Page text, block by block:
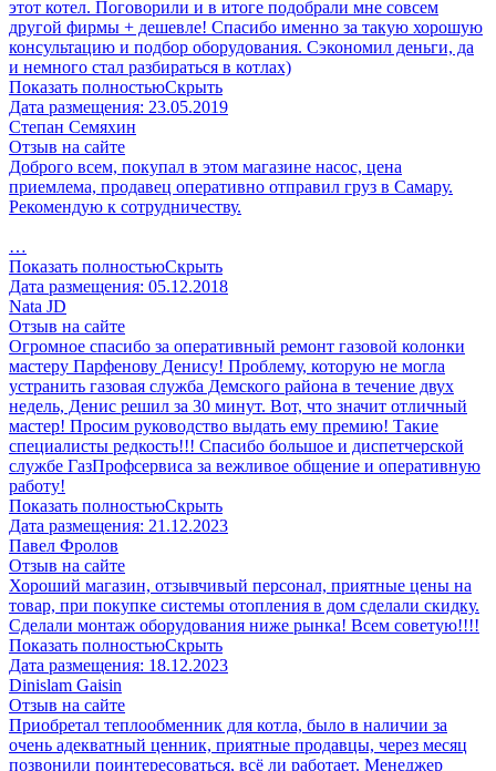
этот котел. Поговорили и в итоге подобрали мне совсем
другой фирмы + дешевле! Спасибо именно за такую хорошую
консультацию и подбор оборудования. Сэкономил деньги, да
и немного стал разбираться в котлах)
Показать полностьюСкрыть
Дата размещения: 23.05.2019
Степан Семяхин
Отзыв на сайте
Доброго всем, покупал в этом магазине насос, цена
приемлема, продавец оперативно отправил груз в Самару.
Рекомендую к сотрудничеству.
…
Показать полностьюСкрыть
Дата размещения: 05.12.2018
Nata JD
Отзыв на сайте
Огромное спасибо за оперативный ремонт газовой колонки
мастеру Парфенову Денису! Проблему, которую не могла
устранить газовая служба Демского района в течение двух
недель, Денис решил за 30 минут. Вот, что значит отличный
мастер! Просим руководство выдать ему премию! Такие
специалисты редкость!!! Спасибо большое и диспетчерской
службе ГазПрофсервиса за вежливое общение и оперативную
работу!
Показать полностьюСкрыть
Дата размещения: 21.12.2023
Павел Фролов
Отзыв на сайте
Хороший магазин, отзывчивый персонал, приятные цены на
товар, при покупке системы отопления в дом сделали скидку.
Сделали монтаж оборудования ниже рынка! Всем советую!!!!
Показать полностьюСкрыть
Дата размещения: 18.12.2023
Dinislam Gaisin
Отзыв на сайте
Приобретал теплообменник для котла, было в наличии за
очень адекватный ценник, приятные продавцы, через месяц
позвонили поинтересоваться, всё ли работает. Менеджер